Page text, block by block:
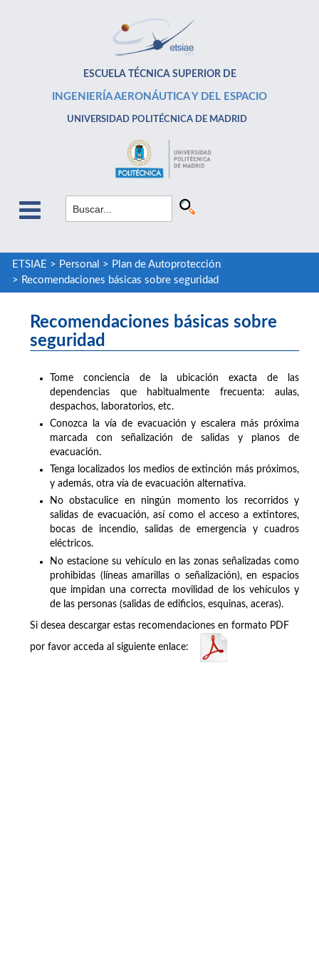
ESCUELA TÉCNICA SUPERIOR DE
INGENIERÍA AERONÁUTICA Y DEL ESPACIO
UNIVERSIDAD POLITÉCNICA DE MADRID
ETSIAE > Personal > Plan de Autoprotección
> Recomendaciones básicas sobre seguridad
Recomendaciones básicas sobre
seguridad
Tome conciencia de la ubicación exacta de las
dependencias que habitualmente frecuenta: aulas,
despachos, laboratorios, etc.
Conozca la vía de evacuación y escalera más próxima
marcada con señalización de salidas y planos de
evacuación.
Tenga localizados los medios de extinción más próximos,
y además, otra vía de evacuación alternativa.
No obstaculice en ningún momento los recorridos y
salidas de evacuación, así como el acceso a extintores,
bocas de incendio, salidas de emergencia y cuadros
eléctricos.
No estacione su vehículo en las zonas señalizadas como
prohibidas (líneas amarillas o señalización), en espacios
que impidan una correcta movilidad de los vehículos y
de las personas (salidas de edificios, esquinas, aceras).
Si desea descargar estas recomendaciones en formato PDF
por favor acceda al siguiente enlace: